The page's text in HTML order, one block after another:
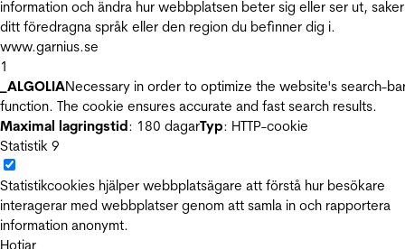
information och ändra hur webbplatsen beter sig eller ser ut,
ditt föredragna språk eller den region du befinner dig i.
www.garnius.se
1
_ALGOLIANecessary in order to optimize the website's search-
function. The cookie ensures accurate and fast search results.
Maximal lagringstid: 180 dagarTyp: HTTP-cookie
Statistik 9
Statistikcookies hjälper webbplatsägare att förstå hur besökare
interagerar med webbplatser genom att samla in och rapportera
information anonymt.
Hotjar